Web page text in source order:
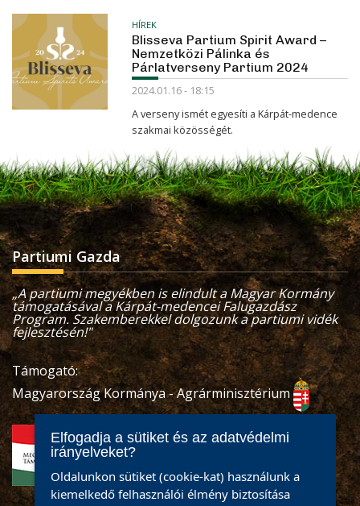
HÍREK
Blisseva Partium Spirit Award –
Nemzetközi Pálinka és
Párlatverseny Partium 2024
2024.01.16 - 18:15
A verseny ismét egyesíti a Kárpát-medence
szakmai közösségét.
Partiumi Gazda
„A partiumi megyékben is elindult a Magyar Kormány
támogatásával a Kárpát-medencei Falugazdász
Program. Szakemberekkel dolgozunk a partiumi vidék
fejlesztésén!"
Támogató:
Magyarország Kormánya - Agrárminisztérium
Elfogadja a sütiket és az adatvédelmi
irányelveket?
Oldalunkon sütiket (cookie-kat) használunk a
kiemelkedő felhasználói élmény biztosítása